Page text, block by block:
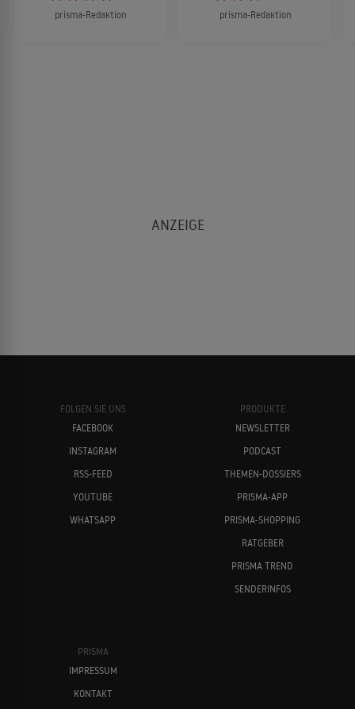
prisma-Redaktion prisma-Redaktion
FOLGEN SIE UNS
FACEBOOK
INSTAGRAM
RSS-FEED
YOUTUBE
WHATSAPP
PRODUKTE
NEWSLETTER
PODCAST
THEMEN-DOSSIERS
PRISMA-APP
PRISMA-SHOPPING
RATGEBER
PRISMA TREND
SENDERINFOS
PRISMA
IMPRESSUM
KONTAKT